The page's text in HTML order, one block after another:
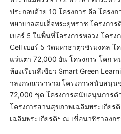
ประกอบด้วย 10 โครงการ คือ โครง
พยาบาลสมเด็จพระยุพราช โครงการ
เบอร์ 5 ในพื้นที่โครงการหลวง โครง
Cell เบอร์ 5 วัดมหาธาตุวชิรมงคล โ
แว่นตา 72,000 อัน โครงการ โคก ห
ห้องเรียนสีเขียว Smart Green
าลงกรณวราราม โครงการสนับสนุน
72,000 ชุด โครงการสนับสนุนการ
โครงการสวนสุขภาพเฉลิมพระเกียร
เฉลิมพระเกียรติฯ ณ เขื่อนวชิราลงก